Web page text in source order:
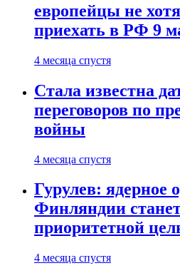
европейцы не
приехать в РФ 9
4 месяца спустя
Стала известна
переговоров по
войны
4 месяца спустя
Гурулев: ядерное
Финляндии
приоритетной
4 месяца спустя